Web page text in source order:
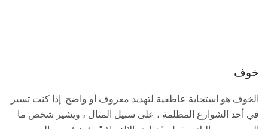
خوف
الخوف هو استجابة عاطفية لتهديد معروف أو واضح. إذا كنت تسير
في أحد الشوارع المظلمة ، على سبيل المثال ، ويشير شخص ما